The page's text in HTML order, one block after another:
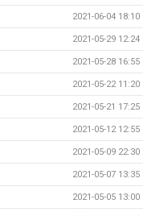
2021-06-04 18:10
2021-05-29 12:24
2021-05-28 16:55
2021-05-22 11:20
2021-05-21 17:25
2021-05-12 12:55
2021-05-09 22:30
2021-05-07 13:35
2021-05-05 13:00